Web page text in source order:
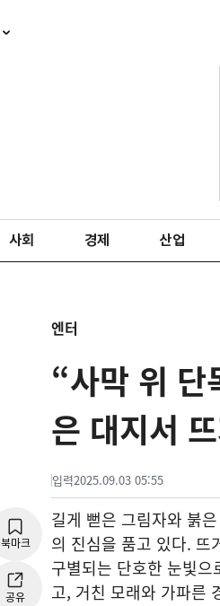
사회 경제 산업
엔터
“사막 위
은 대지서
입력2025.09.03 05:55
북마크
공유
길게 뻗은 그림자와 붉
의 진심을 품고 있다. 뜨
구별되는 단호한 눈빛
고, 거친 모래와 가파른